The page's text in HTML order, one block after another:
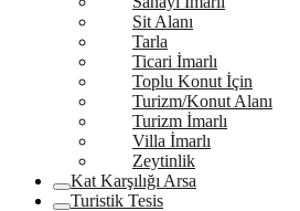
Sit Alanı
Tarla
Ticari İmarlı
Toplu Konut İçin
Turizm/Konut Alanı
Turizm İmarlı
Villa İmarlı
Zeytinlik
Kat Karşılığı Arsa
Turistik Tesis